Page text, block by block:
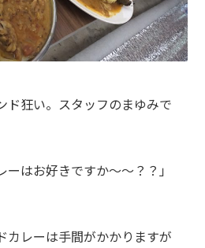
ド狂い。スタッフのまゆみで
ーはお好きですか〜〜？？」
カレーは手間がかかりますが